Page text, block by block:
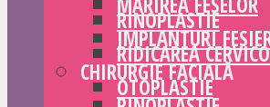
RINOPLASTIE
RIDICAREA
OTOPLASTIE
IMPLANTURI
CHIRURGIE FACIALĂ